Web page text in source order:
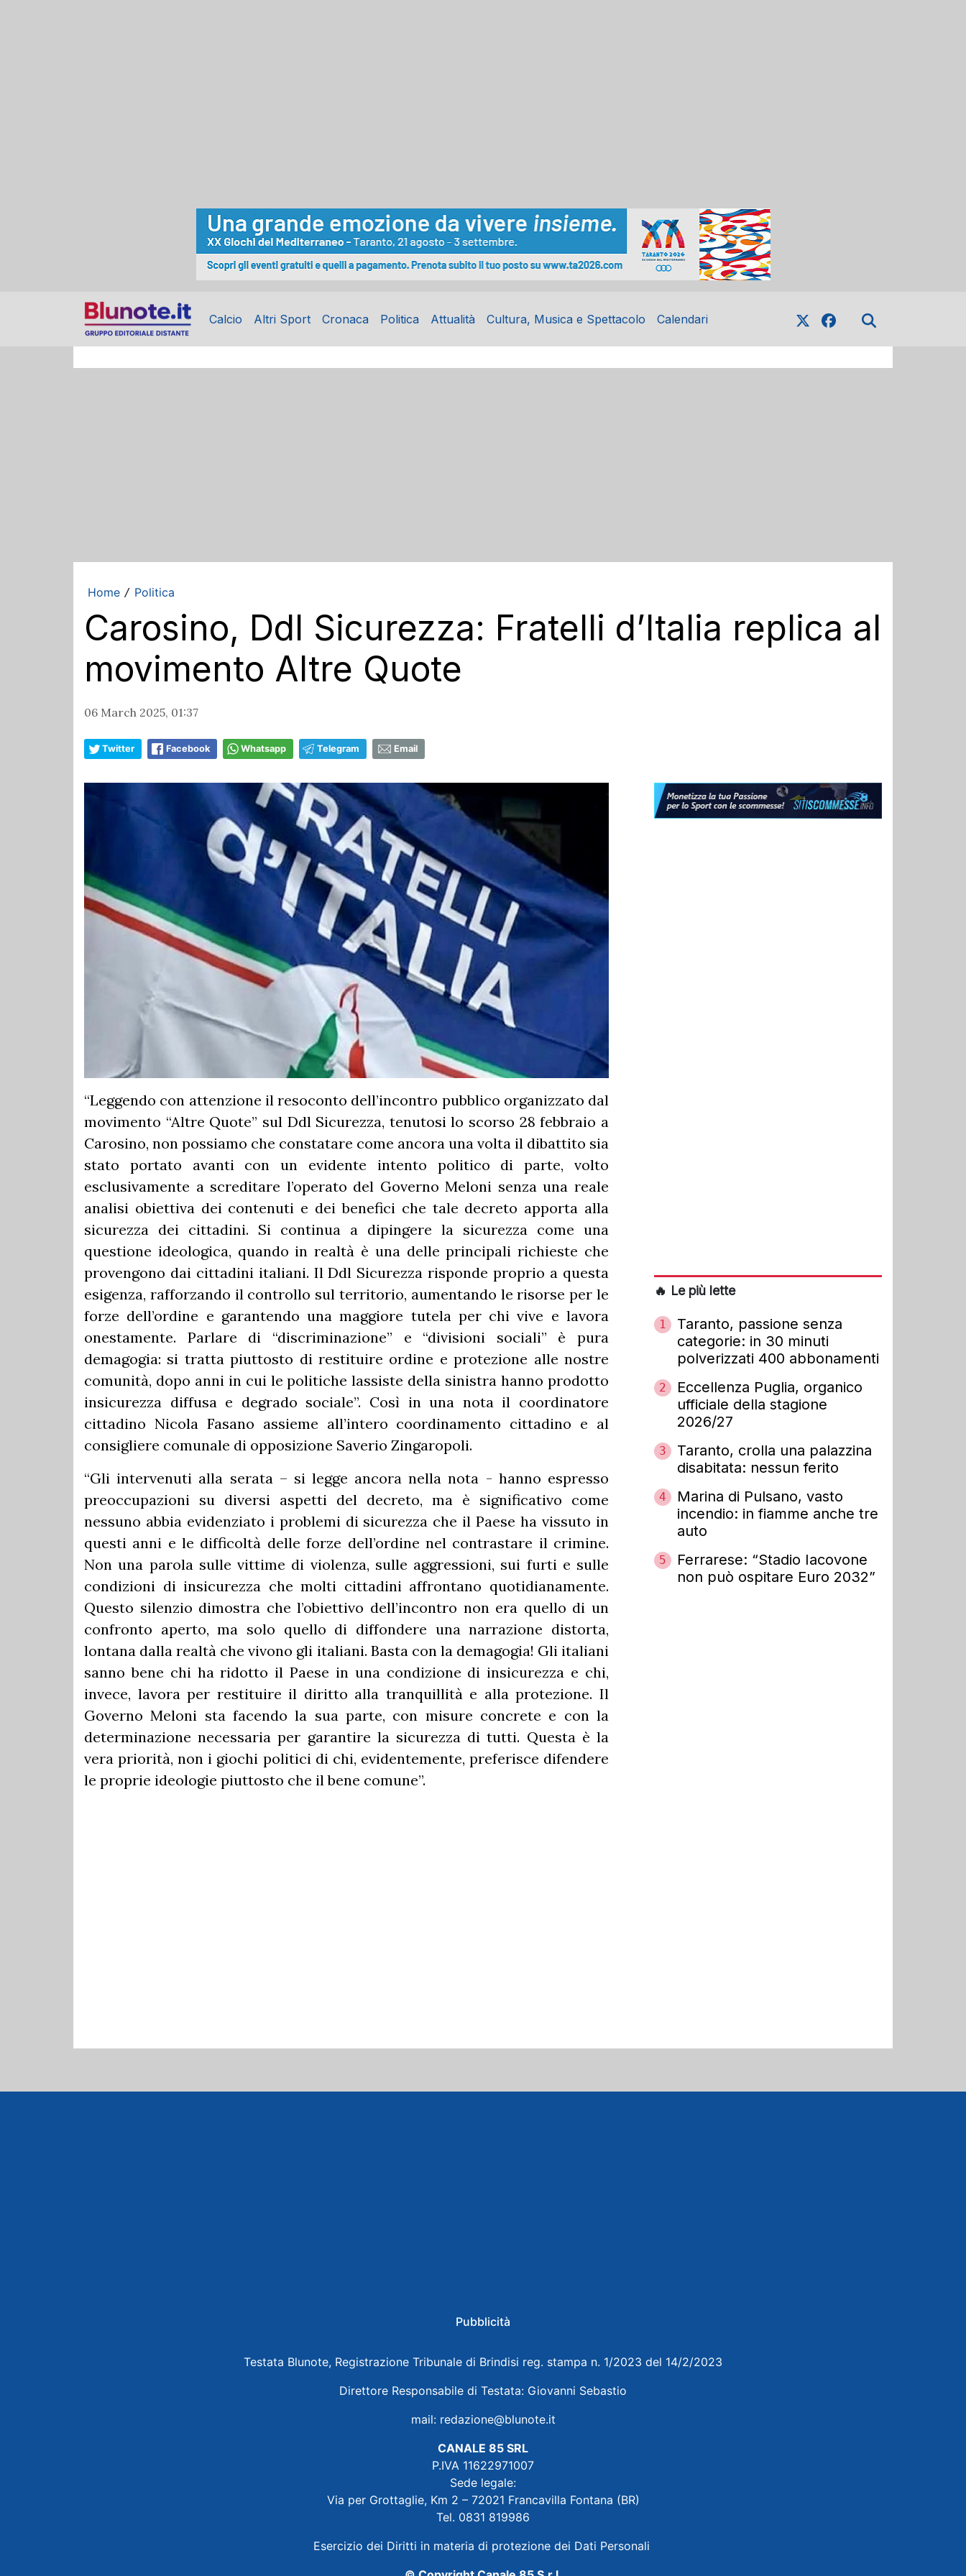
Calcio Altri Sport Cronaca Politica Attualità Cultura, Musica e Spettacolo Calendari
Home / Politica
Carosino, Ddl Sicurezza: Fratelli d’Italia replica al
movimento Altre Quote
06 March 2025, 01:37
Twitter Facebook Whatsapp Telegram Email
“Leggendo con attenzione il resoconto dell’incontro pubblico organizzato dal
movimento “Altre Quote” sul Ddl Sicurezza, tenutosi lo scorso 28 febbraio a
Carosino, non possiamo che constatare come ancora una volta il dibattito sia
stato portato avanti con un evidente intento politico di parte, volto
esclusivamente a screditare l’operato del Governo Meloni senza una reale
analisi obiettiva dei contenuti e dei benefici che tale decreto apporta alla
sicurezza dei cittadini. Si continua a dipingere la sicurezza come una
questione ideologica, quando in realtà è una delle principali richieste che
provengono dai cittadini italiani. Il Ddl Sicurezza risponde proprio a questa
esigenza, rafforzando il controllo sul territorio, aumentando le risorse per le
forze dell’ordine e garantendo una maggiore tutela per chi vive e lavora
onestamente. Parlare di “discriminazione” e “divisioni sociali” è pura
demagogia: si tratta piuttosto di restituire ordine e protezione alle nostre
comunità, dopo anni in cui le politiche lassiste della sinistra hanno prodotto
insicurezza diffusa e degrado sociale”. Così in una nota il coordinatore
cittadino Nicola Fasano assieme all’intero coordinamento cittadino e al
consigliere comunale di opposizione Saverio Zingaropoli.
“Gli intervenuti alla serata – si legge ancora nella nota - hanno espresso
preoccupazioni su diversi aspetti del decreto, ma è significativo come
nessuno abbia evidenziato i problemi di sicurezza che il Paese ha vissuto in
questi anni e le difficoltà delle forze dell’ordine nel contrastare il crimine.
Non una parola sulle vittime di violenza, sulle aggressioni, sui furti e sulle
condizioni di insicurezza che molti cittadini affrontano quotidianamente.
Questo silenzio dimostra che l’obiettivo dell’incontro non era quello di un
confronto aperto, ma solo quello di diffondere una narrazione distorta,
lontana dalla realtà che vivono gli italiani. Basta con la demagogia! Gli italiani
sanno bene chi ha ridotto il Paese in una condizione di insicurezza e chi,
invece, lavora per restituire il diritto alla tranquillità e alla protezione. Il
Governo Meloni sta facendo la sua parte, con misure concrete e con la
determinazione necessaria per garantire la sicurezza di tutti. Questa è la
vera priorità, non i giochi politici di chi, evidentemente, preferisce difendere
le proprie ideologie piuttosto che il bene comune”.
🔥 Le più lette
1
Taranto, passione senza
categorie: in 30 minuti
polverizzati 400 abbonamenti
2
Eccellenza Puglia, organico
ufficiale della stagione
2026/27
3
Taranto, crolla una palazzina
disabitata: nessun ferito
4
Marina di Pulsano, vasto
incendio: in fiamme anche tre
auto
5
Ferrarese: “Stadio Iacovone
non può ospitare Euro 2032”
Pubblicità
Testata Blunote, Registrazione Tribunale di Brindisi reg. stampa n. 1/2023 del 14/2/2023
Direttore Responsabile di Testata: Giovanni Sebastio
mail: redazione@blunote.it
CANALE 85 SRL
P.IVA 11622971007
Sede legale:
Via per Grottaglie, Km 2 – 72021 Francavilla Fontana (BR)
Tel. 0831 819986
Esercizio dei Diritti in materia di protezione dei Dati Personali